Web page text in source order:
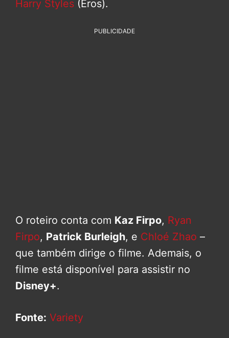
Harry Styles (Eros).
PUBLICIDADE
O roteiro conta com Kaz Firpo, Ryan
Firpo, Patrick Burleigh, e Chloé Zhao –
que também dirige o filme. Ademais, o
filme está disponível para assistir no
Disney+.
Fonte: Variety